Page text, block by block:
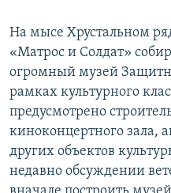
На мысе Хрустальном
«Матрос и Солдат»
огромный музей
рамках культурного
предусмотрено
киноконцертного зала,
других объектов
недавно обсуждении